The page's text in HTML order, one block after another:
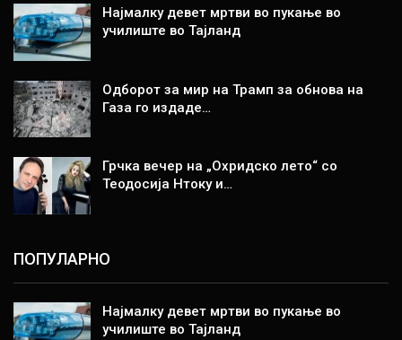
Најмалку девет мртви во пукање во
училиште во Тајланд
Одборот за мир на Трамп за обнова на
Газа го издаде…
Грчка вечер на „Охридско лето“ со
Теодосија Нтоку и…
ПОПУЛАРНО
Најмалку девет мртви во пукање во
училиште во Тајланд